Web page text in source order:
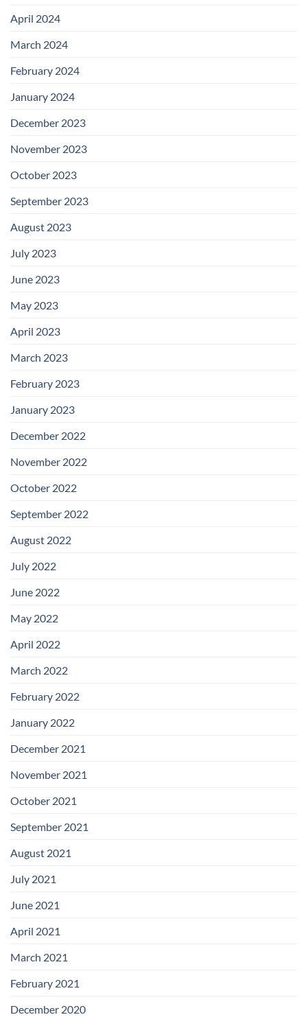
April 2024
March 2024
February 2024
January 2024
December 2023
November 2023
October 2023
September 2023
August 2023
July 2023
June 2023
May 2023
April 2023
March 2023
February 2023
January 2023
December 2022
November 2022
October 2022
September 2022
August 2022
July 2022
June 2022
May 2022
April 2022
March 2022
February 2022
January 2022
December 2021
November 2021
October 2021
September 2021
August 2021
July 2021
June 2021
April 2021
March 2021
February 2021
December 2020